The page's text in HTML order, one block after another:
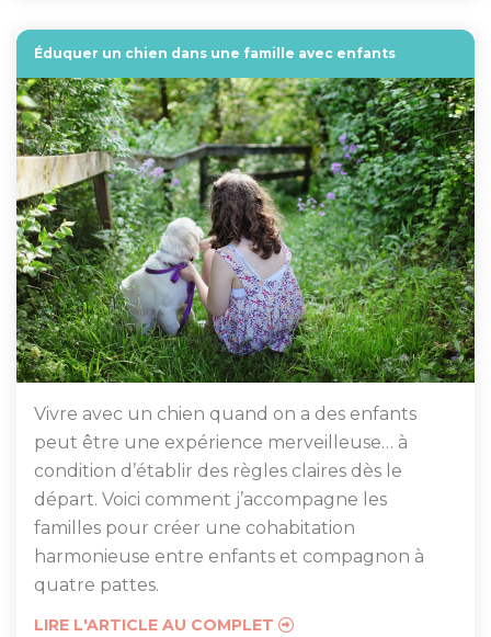
Éduquer un chien dans une famille avec enfants
Vivre avec un chien quand on a des enfants
peut être une expérience merveilleuse… à
condition d’établir des règles claires dès le
départ. Voici comment j’accompagne les
familles pour créer une cohabitation
harmonieuse entre enfants et compagnon à
quatre pattes.
LIRE L'ARTICLE AU COMPLET